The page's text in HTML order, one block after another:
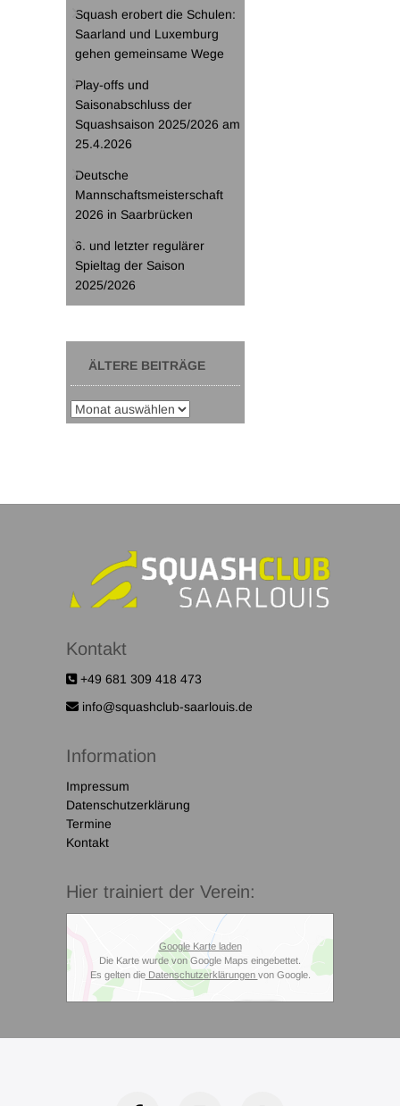
Squash erobert die Schulen:
Saarland und Luxemburg
gehen gemeinsame Wege
Play-offs und
Saisonabschluss der
Squashsaison 2025/2026 am
25.4.2026
Deutsche
Mannschaftsmeisterschaft
2026 in Saarbrücken
6. und letzter regulärer
Spieltag der Saison
2025/2026
ÄLTERE BEITRÄGE
Kontakt
+49 681 309 418 473
info@squashclub-saarlouis.de
Information
Impressum
Datenschutzerklärung
Termine
Kontakt
Hier trainiert der Verein:
Google Karte laden
Die Karte wurde von Google Maps eingebettet.
Es gelten dieDatenschutzerklärungen von Google.